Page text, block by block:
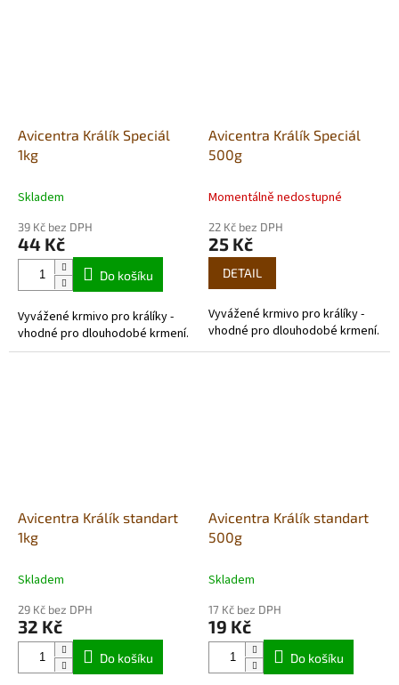
Avicentra Králík Speciál
1kg
Skladem
39 Kč bez DPH
44 Kč
Do košíku
Vyvážené krmivo pro králíky -
vhodné pro dlouhodobé krmení.
Avicentra Králík Speciál
500g
Momentálně nedostupné
22 Kč bez DPH
25 Kč
DETAIL
Vyvážené krmivo pro králíky -
vhodné pro dlouhodobé krmení.
Avicentra Králík standart
1kg
Skladem
29 Kč bez DPH
32 Kč
Do košíku
Avicentra Králík standart
500g
Skladem
17 Kč bez DPH
19 Kč
Do košíku